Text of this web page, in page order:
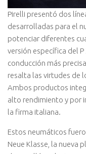
Pirelli presentó dos
desarrolladas para el
potenciar diferentes
versión específica del
conducción más
resalta las virtudes de
Ambos productos
alto rendimiento y por
la firma italiana.
Estos neumáticos
Neue Klasse, la nueva